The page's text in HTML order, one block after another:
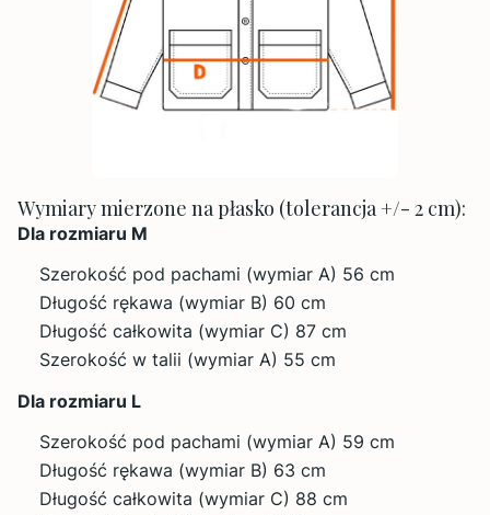
Wymiary mierzone na płasko (tolerancja +/- 2 cm):
Dla rozmiaru M
Szerokość pod pachami (wymiar A) 56 cm
Długość rękawa (wymiar B) 60 cm
Długość całkowita (wymiar C) 87 cm
Szerokość w talii (wymiar A) 55 cm
Dla rozmiaru L
Szerokość pod pachami (wymiar A) 59 cm
Długość rękawa (wymiar B) 63 cm
Długość całkowita (wymiar C) 88 cm